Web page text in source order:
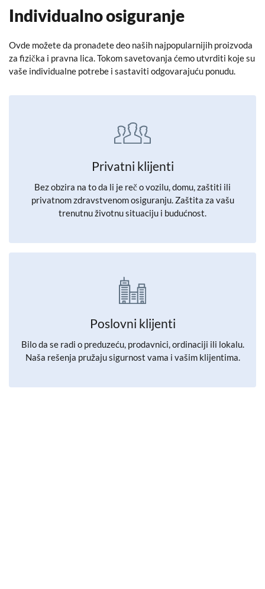
Individualno osiguranje
Ovde možete da pronađete deo naših najpopularnijih proizvoda
za fizička i pravna lica. Tokom savetovanja ćemo utvrditi koje su
vaše individualne potrebe i sastaviti odgovarajuću ponudu.
Privatni klijenti
Bez obzira na to da li je reč o vozilu, domu, zaštiti ili
privatnom zdravstvenom osiguranju. Zaštita za vašu
trenutnu životnu situaciju i budućnost.
Poslovni klijenti
Bilo da se radi o preduzeću, prodavnici, ordinaciji ili lokalu.
Naša rešenja pružaju sigurnost vama i vašim klijentima.